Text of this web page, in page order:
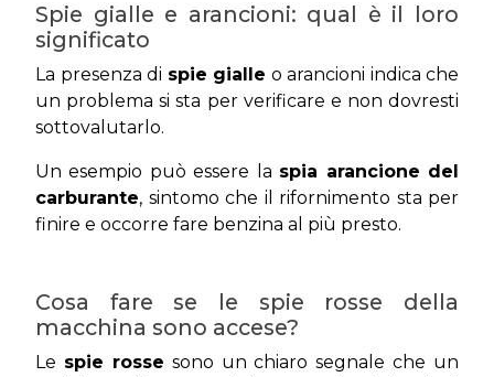
Spie gialle e arancioni: qual è il loro
significato
La presenza di spie gialle o arancioni indica che
un problema si sta per verificare e non dovresti
sottovalutarlo.
Un esempio può essere la spia arancione del
carburante, sintomo che il rifornimento sta per
finire e occorre fare benzina al più presto.
Cosa fare se le spie rosse della
macchina sono accese?
Le spie rosse sono un chiaro segnale che un